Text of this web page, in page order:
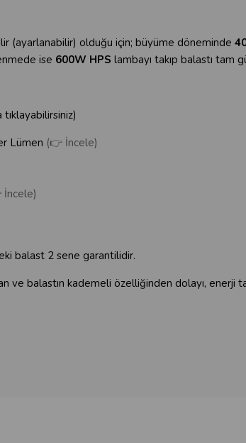
(ayarlanabilir) olduğu için; büyüme döneminde
ise 600W HPS lambayı takıp balastı tam
tıklayabilirsiniz)
Lümen (👉 İncele)
İncele)
balast 2 sene garantilidir.
ve balastın kademeli özelliğinden dolayı,